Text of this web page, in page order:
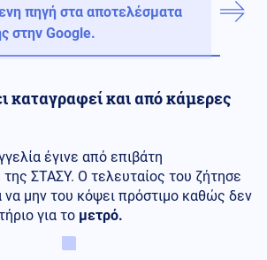
πηγή στα αποτελέσματα
στην Google.
καταγραφεί και από κάμερες
έγινε από επιβάτη
της ΣΤΑΣΥ. Ο τελευταίος του ζήτησε
να μην του κόψει πρόστιμο καθώς δεν
για το μετρό.